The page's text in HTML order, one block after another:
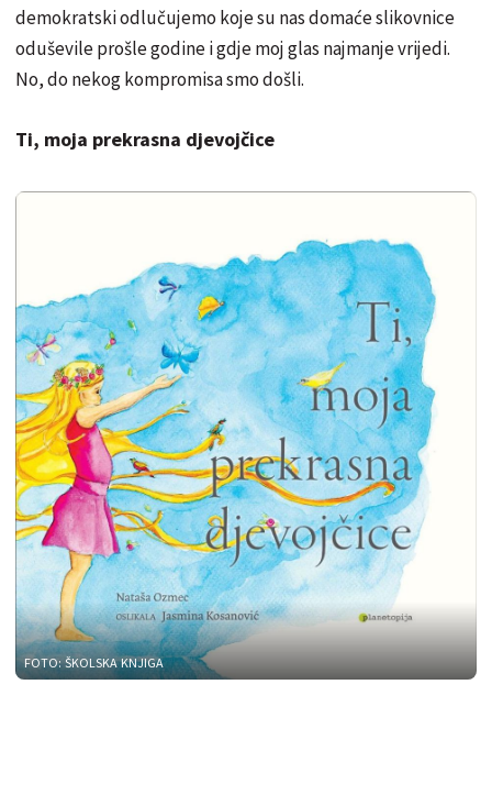
demokratski odlučujemo koje su nas domaće slikovnice
oduševile prošle godine i gdje moj glas najmanje vrijedi.
No, do nekog kompromisa smo došli.
Ti, moja prekrasna djevojčice
FOTO: ŠKOLSKA KNJIGA